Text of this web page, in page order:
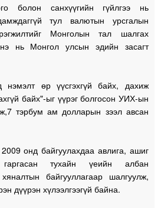
болон санхүүгийн гүйлгээ нь
тул валютын урсгалын
Монголын тал шалгах
нь Монгол улсын эдийн засагт
өр үүсгэхгүй байх, дахиж
байх"-ыг үүрэг болгосон УИХ-ын
тэрбум ам долларын зээл авсан
онд байгуулахдаа авлига, ашиг
тухайн үеийн албан
байгууллагаар шалгуулж,
дүүрэн хүлээлгээгүй байна.